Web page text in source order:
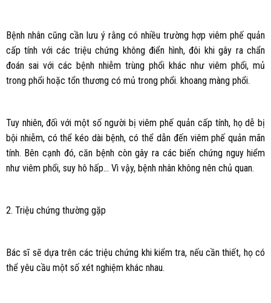
Bệnh nhân cũng cần lưu ý rằng có nhiều trường hợp viêm phế quản
cấp tính với các triệu chứng không điển hình, đôi khi gây ra chẩn
đoán sai với các bệnh nhiễm trùng phổi khác như viêm phổi, mủ
trong phổi hoặc tổn thương có mủ trong phổi. khoang màng phổi.
Tuy nhiên, đối với một số người bị viêm phế quản cấp tính, họ dễ bị
bội nhiễm, có thể kéo dài bệnh, có thể dẫn đến viêm phế quản mãn
tính. Bên cạnh đó, căn bệnh còn gây ra các biến chứng nguy hiểm
như viêm phổi, suy hô hấp… Vì vậy, bệnh nhân không nên chủ quan.
2. Triệu chứng thường gặp
Bác sĩ sẽ dựa trên các triệu chứng khi kiểm tra, nếu cần thiết, họ có
thể yêu cầu một số xét nghiệm khác nhau.